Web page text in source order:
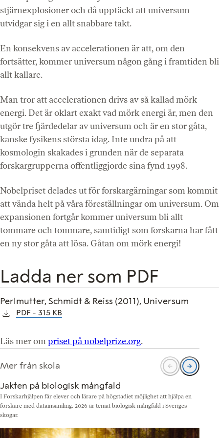
stjärnexplosioner och då upptäckt att universum
utvidgar sig i en allt snabbare takt.
En konsekvens av accelerationen är att, om den
fortsätter, kommer universum någon gång i framtiden bli
allt kallare.
Man tror att accelerationen drivs av så kallad mörk
energi. Det är oklart exakt vad mörk energi är, men den
utgör tre fjärdedelar av universum och är en stor gåta,
kanske fysikens största idag. Inte undra på att
kosmologin skakades i grunden när de separata
forskargrupperna offentliggjorde sina fynd 1998.
Nobelpriset delades ut för forskargärningar som kommit
att vända helt på våra föreställningar om universum. Om
expansionen fortgår kommer universum bli allt
tommare och tommare, samtidigt som forskarna har fått
en ny stor gåta att lösa. Gåtan om mörk energi!
Ladda ner som PDF
Perlmutter, Schmidt & Reiss (2011), Universum
PDF 315 KB
Läs mer ompriset på nobelprize.org.
Mer från skola
Jakten på biologisk mångfald
I Forskarhjälpen får elever och lärare på högstadiet möjlighet att hjälpa en
forskare med datainsamling. 2026 är temat biologisk mångfald i Sveriges
skogar.